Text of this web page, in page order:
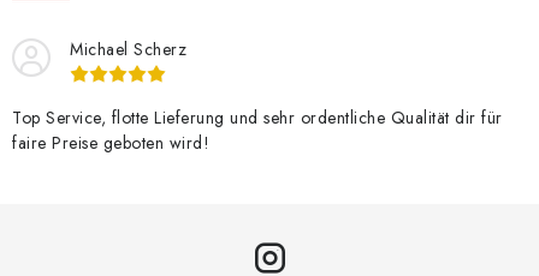
Michael Scherz
Top Service, flotte Lieferung und sehr ordentliche Qualität dir für
faire Preise geboten wird!